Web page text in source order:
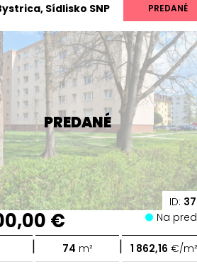
PREDANÉ
ID:
Sídlisko SNP PREDANÉ
€ Na
| 74 m² | 1 862,16 €/m²